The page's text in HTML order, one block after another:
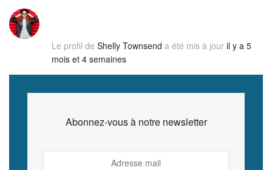
Le profil de Shelly Townsend a été mis à jour il y a 5
mois et 4 semaines
Abonnez-vous à notre newsletter